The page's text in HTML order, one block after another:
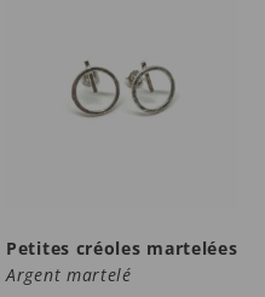
Petites créoles martelées
Argent martelé